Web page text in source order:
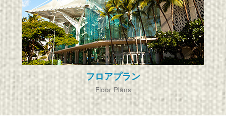
フロアプラン
Floor Plans